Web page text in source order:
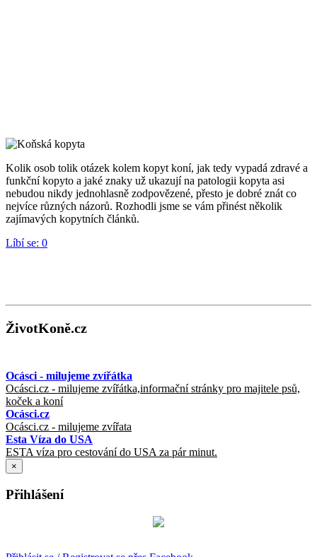
Kolik osob tolik otázek kolem kopyt koní, jak tedy vypadá zdravé a
funkční kopyto a jaké znaky už ukazují na patologii kopyta asi
nebudou nikdy jednohlasně zodpovězené, přesto je dobré znát co
nejvíce různých názorů. Rozhodli jsme se vám přinést několik
zajímavých kopytních článků.
Líbí se: 0
ŽivotKoně.cz
Ocásci - milujeme zvířátka
Ocásci.cz - milujeme zvířátka,informační stránky pro majitele psů,
koček a koní
Ocásci.cz
Ocásci.cz - milujeme zvířata
Esta Víza do USA
ESTA víza pro cestování do USA za pár minut.
×
Přihlášení